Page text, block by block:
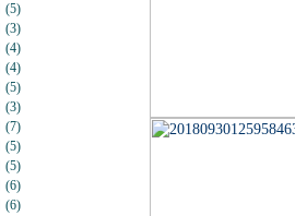
(5)
(3)
(4)
(4)
(5)
(3)
(7)
(5)
(5)
(6)
(6)